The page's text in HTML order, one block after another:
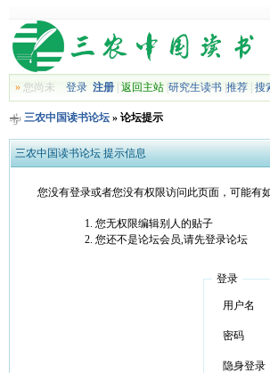
»您尚未 登录 注册| 返回主站| 研究生读书| 推荐| 搜
三农中国读书论坛» 论坛提示
三农中国读书论坛 提示信息
您没有登录或者您没有权限访问此页面，可能有
您无权限编辑别人的贴子
您还不是论坛会员,请先登录论坛
登录
用户名
密码
隐身登录